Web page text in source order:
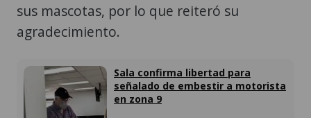
sus mascotas, por lo que reiteró su
agradecimiento.
Sala confirma libertad para
señalado de embestir a motorista
en zona 9